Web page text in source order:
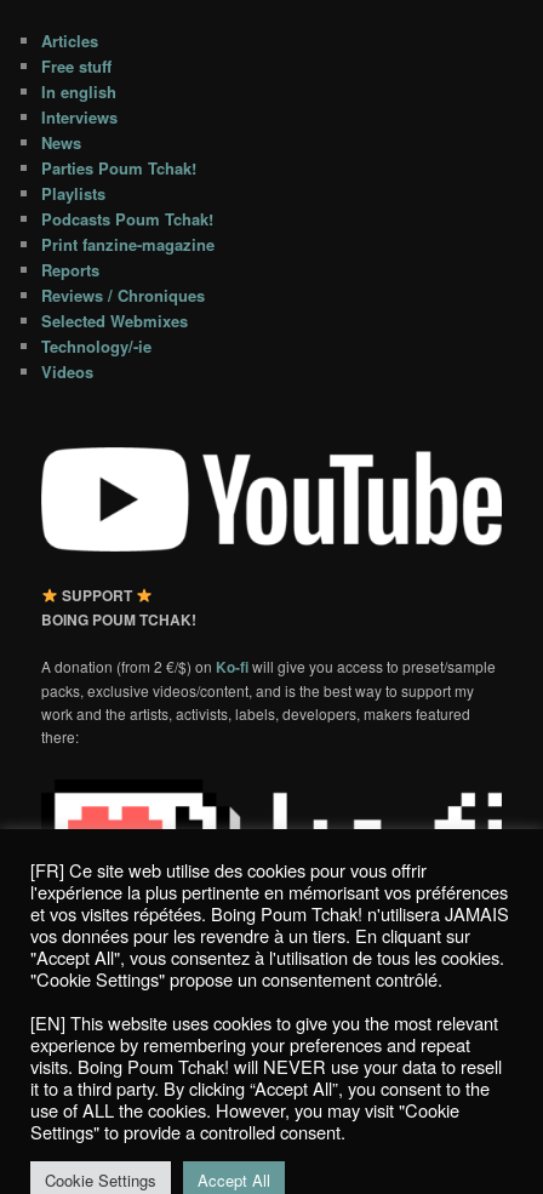
Articles
Free stuff
In english
Interviews
News
Parties Poum Tchak!
Playlists
Podcasts Poum Tchak!
Print fanzine-magazine
Reports
Reviews / Chroniques
Selected Webmixes
Technology/-ie
Videos
SUPPORT
BOING POUM TCHAK!
A donation (from 2 €/$) on Ko-fiwill give you access to preset/sample
packs, exclusive videos/content, and is the best way to support my
work and the artists, activists, labels, developers, makers featured
there:
Politique de confidentialité / Privacy Policy
Boing Poum Tchak! - 2022
Proudly powered by WordPress
[FR] Ce site web utilise des cookies pour vous offrir
l'expérience la plus pertinente en mémorisant vos préférences
et vos visites répétées. Boing Poum Tchak! n'utilisera JAMAIS
vos données pour les revendre à un tiers. En cliquant sur
"Accept All", vous consentez à l'utilisation de tous les cookies.
"Cookie Settings" propose un consentement contrôlé.
[EN] This website uses cookies to give you the most relevant
experience by remembering your preferences and repeat
visits. Boing Poum Tchak! will NEVER use your data to resell
it to a third party. By clicking “Accept All”, you consent to the
use of ALL the cookies. However, you may visit "Cookie
Settings" to provide a controlled consent.
Cookie Settings Accept All